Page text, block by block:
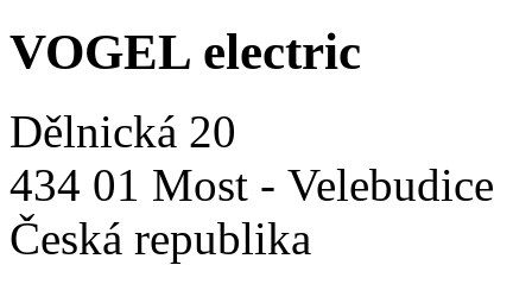
VOGEL electric
Dělnická 20
434 01 Most - Velebudice
Česká republika